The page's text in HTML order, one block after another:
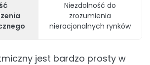
Niezdolność do
zrozumienia
nieracjonalnych rynków
jest bardzo prosty w